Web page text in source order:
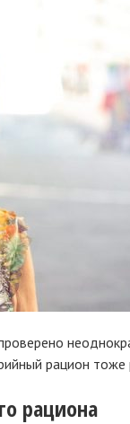
рацион тоже
рациона